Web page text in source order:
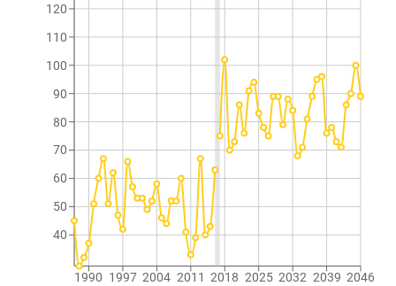
1990 1997 2004 2011 2018 2025 2032 2039 2046
40
50
60
70
80
90
100
110
120